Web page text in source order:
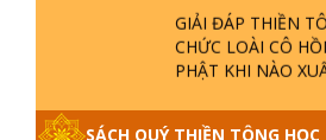
GIẢI ĐÁP THIỀN
SANH Ở ĐÂU? TẠI
NƠI CÔNG BỐ
GIẢI ĐÁP THIỀN